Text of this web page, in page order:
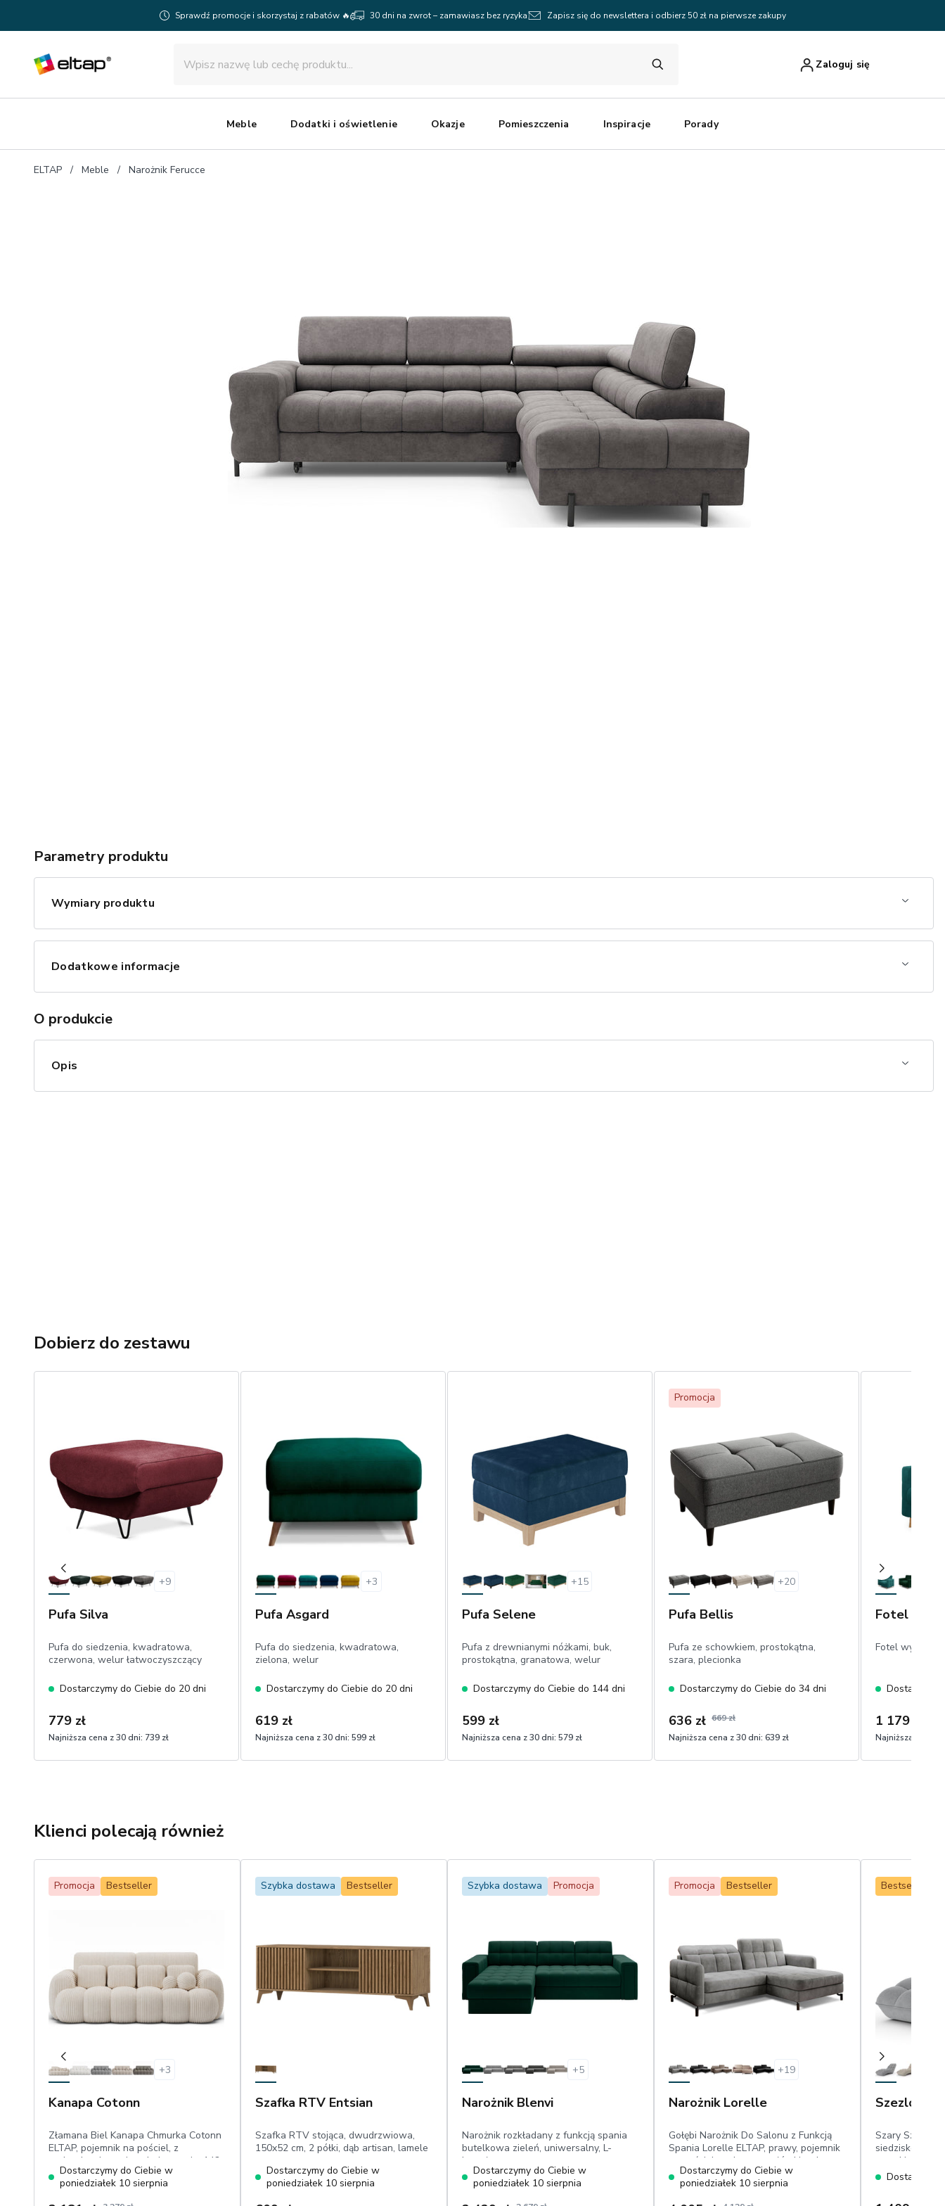
Sprawdź promocje i skorzystaj z rabatów 🔥 30 dni na zwrot – zamawiasz bez ryzyka Zapisz się do newslettera i odbierz 50 zł na pierwsze zakupy
Zaloguj się
Meble Dodatki i oświetlenie Okazje Pomieszczenia Inspiracje Porady
ELTAP Meble Narożnik Ferucce
Parametry produktu
Wymiary produktu
Dodatkowe informacje
O produkcie
Opis
Dobierz do zestawu
+9
Pufa Silva
Pufa do siedzenia, kwadratowa,
czerwona, welur łatwoczyszczący
Dostarczymy do Ciebie do 20 dni
779 zł
Najniższa cena z 30 dni: 739 zł
+3
Pufa Asgard
Pufa do siedzenia, kwadratowa,
zielona, welur
Dostarczymy do Ciebie do 20 dni
619 zł
Najniższa cena z 30 dni: 599 zł
+15
Pufa Selene
Pufa z drewnianymi nóżkami, buk,
prostokątna, granatowa, welur
Dostarczymy do Ciebie do 144 dni
599 zł
Najniższa cena z 30 dni: 579 zł
Promocja
+20
Pufa Bellis
Pufa ze schowkiem, prostokątna,
szara, plecionka
Dostarczymy do Ciebie do 34 dni
636 zł 669 zł
Najniższa cena z 30 dni: 639 zł
Fotel
Fotel
1 179 zł
Najniższa cena z
Klienci polecają również
Promocja Bestseller
+3
Kanapa Cotonn
Złamana Biel Kanapa Chmurka Cotonn
ELTAP, pojemnik na pościel, z
poduszkami, powierzchnia spania: 142
× 190 cm, welur pet friendly
Dostarczymy do Ciebie w
poniedziałek 10 sierpnia
Szybka dostawa Bestseller
Szafka RTV Entsian
Szafka RTV stojąca, dwudrzwiowa,
150x52 cm, 2 półki, dąb artisan, lamele
Dostarczymy do Ciebie w
poniedziałek 10 sierpnia
Szybka dostawa Promocja
+5
Narożnik Blenvi
Narożnik rozkładany z funkcją spania
butelkowa zieleń, uniwersalny, L-
kształtny
Dostarczymy do Ciebie w
poniedziałek 10 sierpnia
Promocja Bestseller
+19
Narożnik Lorelle
Gołębi Narożnik Do Salonu z Funkcją
Spania Lorelle ELTAP, prawy, pojemnik
na pościel, ruchome zagłówki, velvet
hydrofobowy
Dostarczymy do Ciebie w
poniedziałek 10 sierpnia
Bestseller
Szezlong
Szary
siedzisko:
wysokie